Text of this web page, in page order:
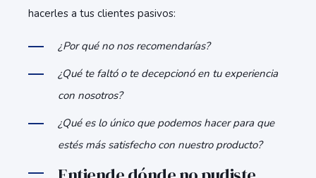
hacerles a tus clientes pasivos:
¿Por qué no nos recomendarías?
¿Qué te faltó o te decepcionó en tu experiencia
con nosotros?
¿Qué es lo único que podemos hacer para que
estés más satisfecho con nuestro producto?